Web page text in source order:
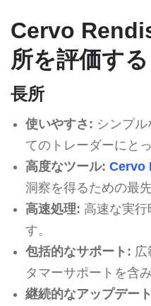
Cervo
所を評価する
長所
使いやすさ: シンプ
てのトレーダーにと
高度なツール: Cervo
洞察を得るための最
高速処理: 高速な実行
す。
包括的なサポート:
タマーサポートを含み
継続的なアップデー